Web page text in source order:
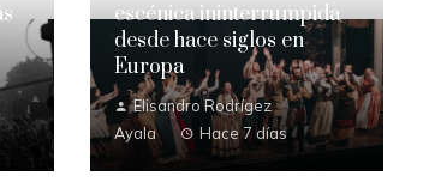
escénica ininterrumpida
desde hace siglos en
Europa
Elisandro Rodrígez
Ayala
Hace 7 días